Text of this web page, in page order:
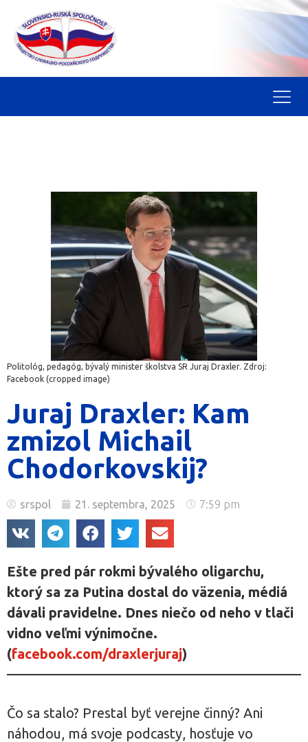
Politológ, pedagóg, bývalý minister školstva SR Juraj Draxler. Zdroj:
Facebook (cropped image)
Juraj Draxler: Kam
zmizol Michail
Chodorkovskij?
srspol 21. septembra, 2025 7:59 pm
Ešte pred pár rokmi bývalého oligarchu,
ktorý sa za Putina dostal do väzenia, médiá
dávali pravidelne. Dnes niečo od neho v tlači
vidno veľmi výnimočne.
(facebook.com/draxlerjuraj)
Čo sa stalo? Prestal byť verejne činný? Ani
náhodou, má svoje podcasty, hosťuje vo